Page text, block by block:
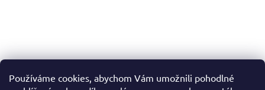
Používáme cookies, abychom Vám umožnili pohodlné